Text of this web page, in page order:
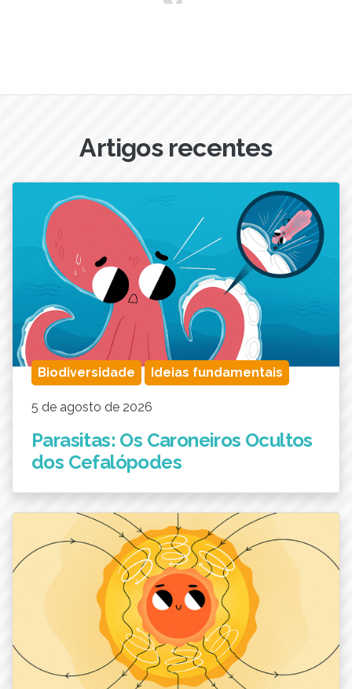
Artigos recentes
Biodiversidade Ideias fundamentais
5 de agosto de 2026
Parasitas: Os Caroneiros Ocultos
dos Cefalópodes